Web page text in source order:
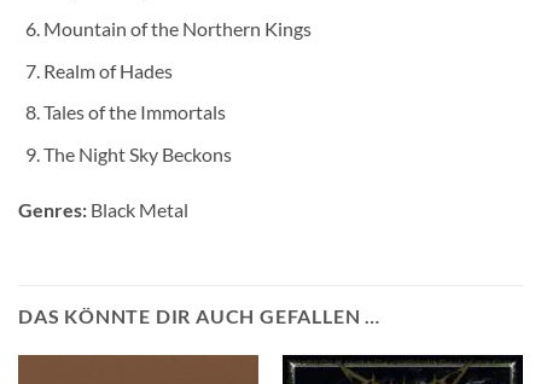
Mountain of the Northern Kings
Realm of Hades
Tales of the Immortals
The Night Sky Beckons
Genres: Black Metal
DAS KÖNNTE DIR AUCH GEFALLEN …